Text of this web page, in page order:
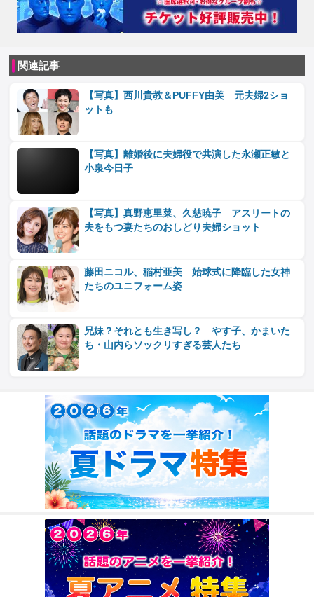
関連記事
【写真】西川貴教＆PUFFY由美 元夫婦2ショ
ットも
【写真】離婚後に夫婦役で共演した永瀬正敏と
小泉今日子
【写真】真野恵里菜、久慈暁子 アスリートの
夫をもつ妻たちのおしどり夫婦ショット
藤田ニコル、稲村亜美 始球式に降臨した女神
たちのユニフォーム姿
兄妹？それとも生き写し？ やす子、かまいた
ち・山内らソックリすぎる芸人たち